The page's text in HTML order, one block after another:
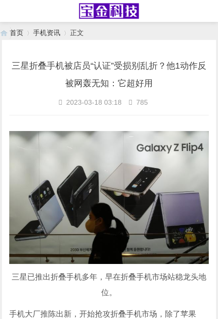
首页 手机资讯 正文
三星折叠手机被店员“认证”受损别乱折？他1动作反
被网轰无知：它超好用
2023-03-18 03:18 785
三星已推出折叠手机多年，早在折叠手机市场站稳龙头地
位。
手机大厂推陈出新，开始抢攻折叠手机市场，除了苹果